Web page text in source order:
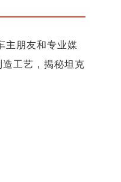
主朋友和专业媒
工艺，揭秘坦克